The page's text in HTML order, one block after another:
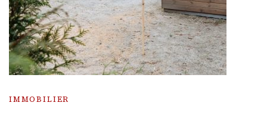
IMMOBILIER